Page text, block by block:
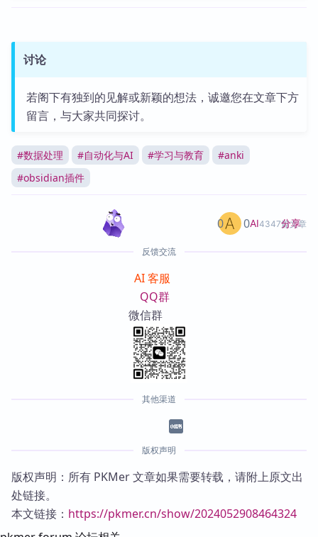
讨论
若阁下有独到的见解或新颖的想法，诚邀您在文章下方
留言，与大家共同探讨。
#数据处理 #自动化与AI #学习与教育 #anki
#obsidian插件
AI4347篇文章
0 0 分享
反馈交流
AI 客服
QQ群
微信群
其他渠道
版权声明
版权声明：所有 PKMer 文章如果需要转载，请附上原文出
处链接。
本文链接： https://pkmer.cn/show/2024052908464324